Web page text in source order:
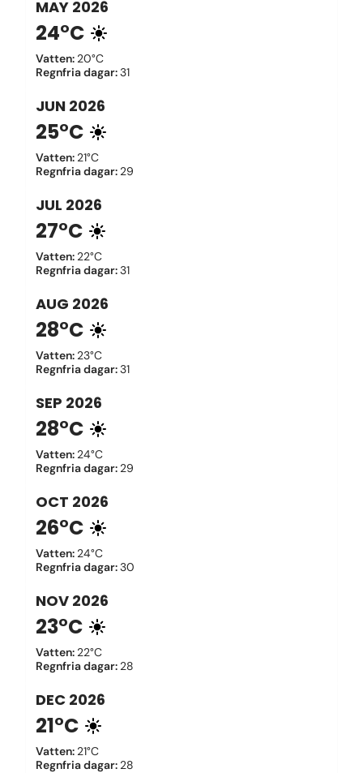
MAY 2026
24°C
Vatten: 20°C
Regnfria dagar:31
JUN 2026
25°C
Vatten: 21°C
Regnfria dagar: 29
JUL 2026
27°C
Vatten: 22°C
Regnfria dagar:31
AUG 2026
28°C
Vatten: 23°C
Regnfria dagar:31
SEP 2026
28°C
Vatten: 24°C
Regnfria dagar: 29
OCT 2026
26°C
Vatten: 24°C
Regnfria dagar:30
NOV 2026
23°C
Vatten: 22°C
Regnfria dagar: 28
DEC 2026
21°C
Vatten: 21°C
Regnfria dagar: 28